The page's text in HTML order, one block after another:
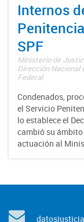
Internos
SPF
Ministerio de
Dirección Nacional
Federal
Condenados,
el Servicio
lo establece el
cambió su
actuación al